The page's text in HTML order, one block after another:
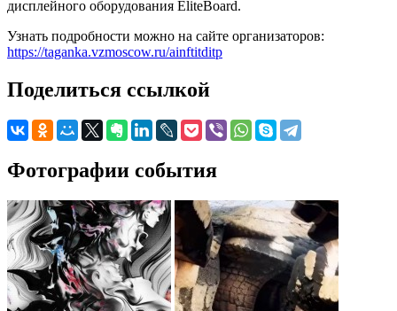
дисплейного оборудования EliteBoard.
Узнать подробности можно на сайте организаторов:
https://taganka.vzmoscow.ru/ainftitditp
Поделиться ссылкой
Фотографии события